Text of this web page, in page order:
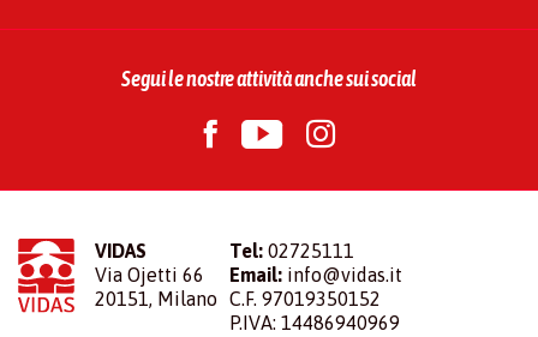
Segui le nostre attività anche sui social
VIDAS
Via Ojetti 66
20151, Milano
Tel: 02725111
Email: info@vidas.it
C.F. 97019350152
P.IVA: 14486940969